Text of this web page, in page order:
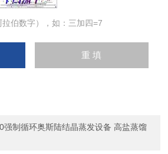
伯数字），如：三加四=7
强制循环奥斯陆结晶蒸发设备 高盐蒸馏